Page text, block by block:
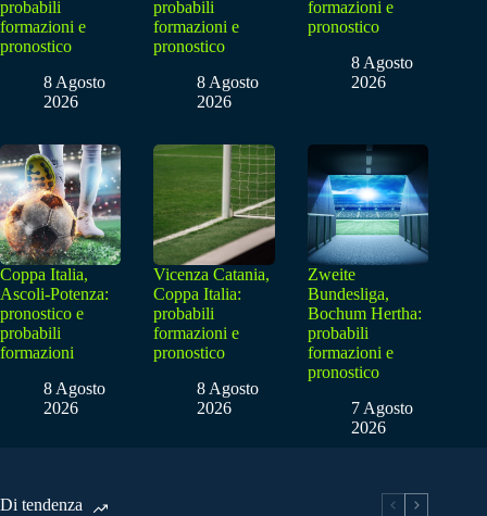
probabili
formazioni e
pronostico
8 Agosto
2026
probabili
formazioni e
pronostico
8 Agosto
2026
formazioni e
pronostico
8 Agosto
2026
Coppa Italia,
Ascoli-Potenza:
pronostico e
probabili
formazioni
8 Agosto
2026
Vicenza Catania,
Coppa Italia:
probabili
formazioni e
pronostico
8 Agosto
2026
Zweite
Bundesliga,
Bochum Hertha:
probabili
formazioni e
pronostico
7 Agosto
2026
Di tendenza